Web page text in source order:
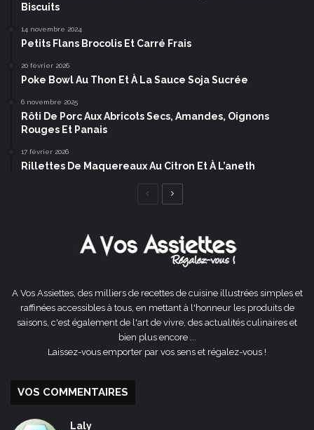
Biscuits
14 novembre 2024
Petits Flans Brocolis Et Carré Frais
20 février 2026
Poke Bowl Au Thon Et À La Sauce Soja Sucrée
6 novembre 2025
Rôti De Porc Aux Abricots Secs, Amandes, Oignons
Rouges Et Panais
17 février 2026
Rillettes De Maquereaux Au Citron Et À L’aneth
Page
A Vos Assiettes, des milliers de recettes de cuisine illustrées simples et
raffinées accessibles à tous, en mettant à l'honneur les produits de
saisons, c'est également de l'art de vivre, des actualités culinaires et
bien plus encore ...
Laissez-vous emporter par vos sens et régalez-vous !
VOS COMMENTAIRES
Laly